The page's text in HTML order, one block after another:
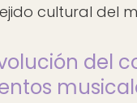
cultural del
del